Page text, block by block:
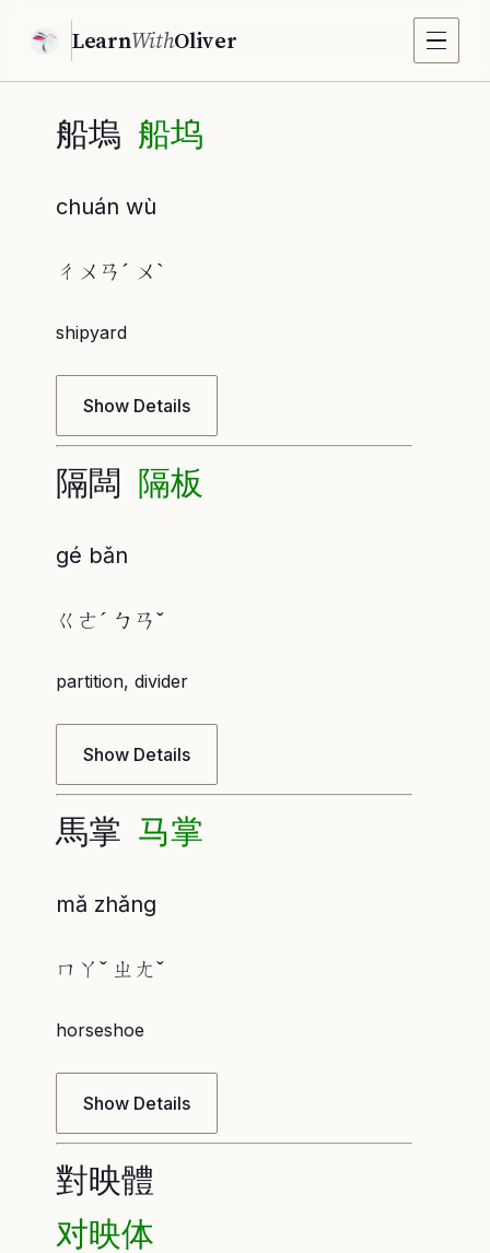
LearnWithOliver
船塢 船坞
chuán wù
ㄔㄨㄢˊ ㄨˋ
shipyard
Show Details
隔闆 隔板
gé bǎn
ㄍㄜˊ ㄅㄢˇ
partition, divider
Show Details
馬掌 马掌
mǎ zhǎng
ㄇㄚˇ ㄓㄤˇ
horseshoe
Show Details
對映體
对映体